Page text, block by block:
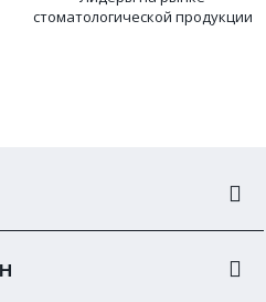
стоматологической продукции